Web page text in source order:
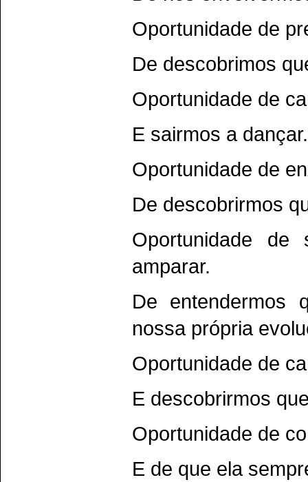
Oportunidade de
De descobrimos
Oportunidade de
E sairmos a dançar.
Oportunidade de
De descobrirmos
Oportunidade
amparar.
De entendermos
nossa própria
Oportunidade de
E descobrirmos
Oportunidade de
E de que ela